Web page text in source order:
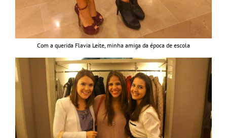
Com a querida Flavia Leite, minha amiga da época de escola